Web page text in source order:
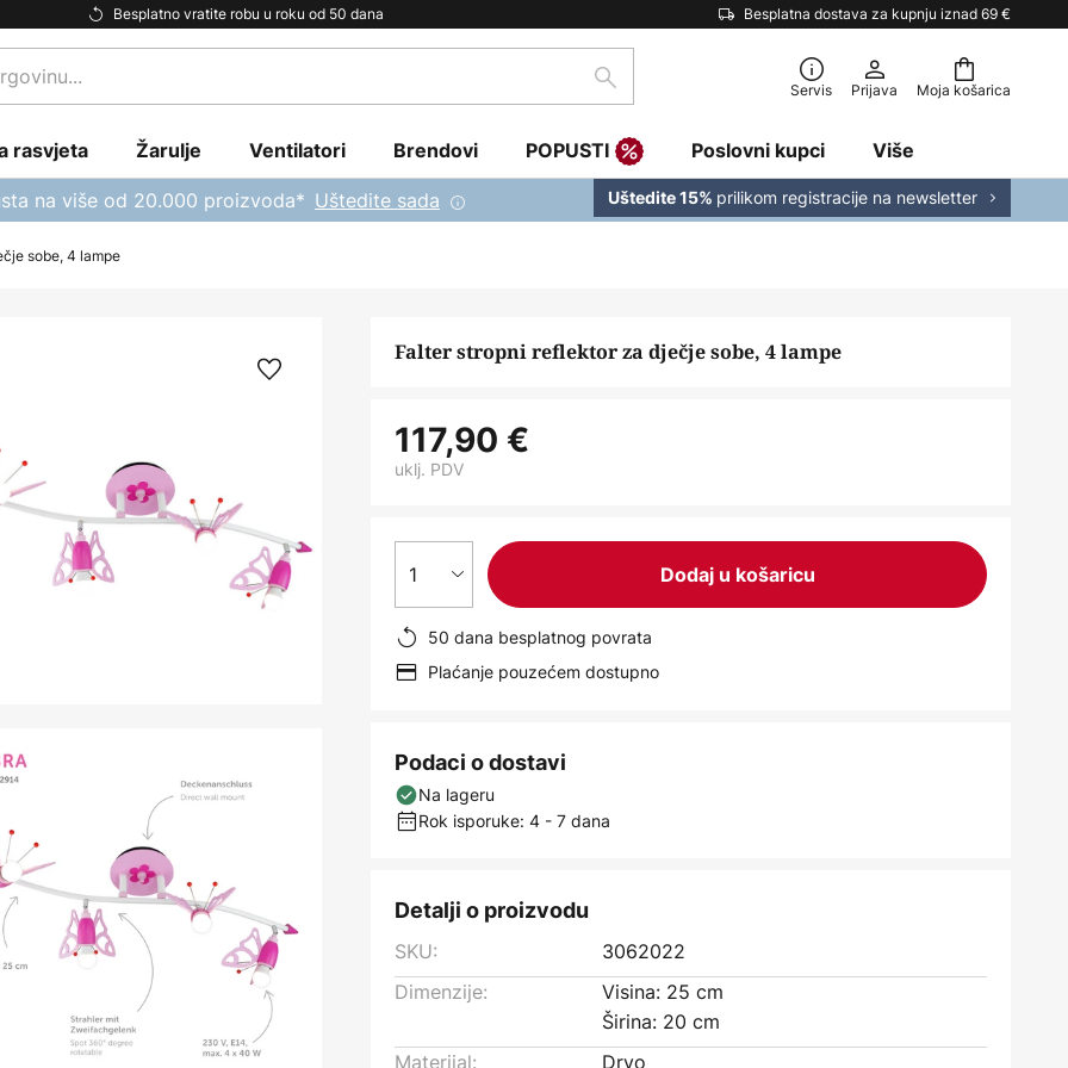
Besplatno vratite robu u roku od 50 dana Besplatna dostava za kupnju iznad 69 €
Moja košarica
traži Servis Prijava
rasvjeta Žarulje Ventilatori Brendovi POPUSTI Poslovni kupci Više
na više od 20.000 proizvoda* Uštedite sada Uštedite 15% prilikom registracije na newsletter
sobe, 4 lampe
Falter stropni reflektor za dječje sobe, 4 lampe
117,90 €
uklj. PDV
1 Dodaj u košaricu
50 dana besplatnog povrata
Plaćanje pouzećem dostupno
Podaci o dostavi
Na lageru
Rok isporuke: 4 - 7 dana
Detalji o proizvodu
SKU:
3062022
Dimenzije:
Visina: 25 cm
Širina: 20 cm
Materijal:
Drvo